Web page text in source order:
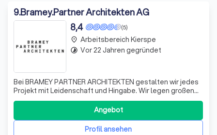
9.Bramey.Partner Architekten AG
(5)
8,4
Bei BRAMEY PARTNER ARCHITEKTEN gestalten wir jedes
Projekt mit Leidenschaft und Hingabe. Wir legen großen
Wert auf individuelle Betreuung und stehen Ihnen von der
ersten Skizze bis zum finalen Entwurf zur Seite. Unsere
Expertise zeigt sich in einer Vielzahl von bundesweiten
Projekten, die den MenschProfil ansehen
Angebot
place Arbeitsbereich Kierspe
timelapse Vor 22 Jahren gegründet